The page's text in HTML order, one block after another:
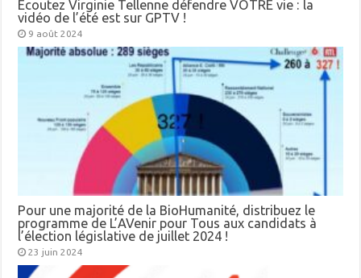
Ecoutez Virginie Tellenne défendre VOTRE vie : la
vidéo de l’été est sur GPTV !
9 août 2024
Pour une majorité de la BioHumanité, distribuez le
programme de L’AVenir pour Tous aux candidats à
l’élection législative de juillet 2024 !
23 juin 2024